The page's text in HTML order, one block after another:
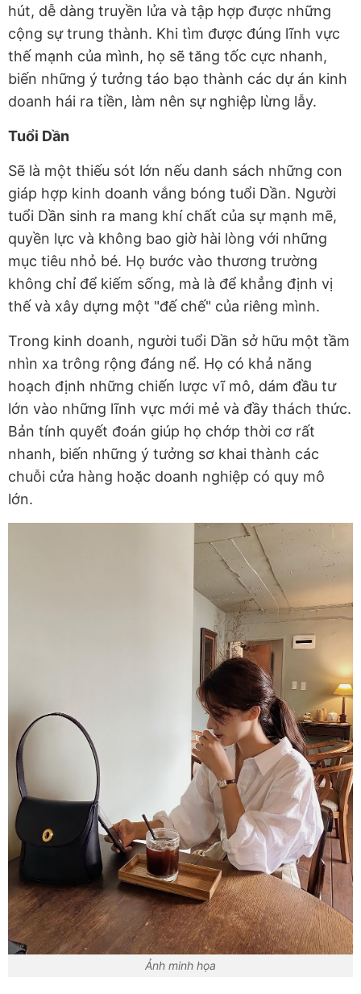
hút, dễ dàng truyền lửa và tập hợp được những
cộng sự trung thành. Khi tìm được đúng lĩnh vực
thế mạnh của mình, họ sẽ tăng tốc cực nhanh,
biến những ý tưởng táo bạo thành các dự án kinh
doanh hái ra tiền, làm nên sự nghiệp lừng lẫy.
Tuổi Dần
Sẽ là một thiếu sót lớn nếu danh sách những con
giáp hợp kinh doanh vắng bóng tuổi Dần. Người
tuổi Dần sinh ra mang khí chất của sự mạnh mẽ,
quyền lực và không bao giờ hài lòng với những
mục tiêu nhỏ bé. Họ bước vào thương trường
không chỉ để kiếm sống, mà là để khẳng định vị
thế và xây dựng một "đế chế" của riêng mình.
Trong kinh doanh, người tuổi Dần sở hữu một tầm
nhìn xa trông rộng đáng nể. Họ có khả năng
hoạch định những chiến lược vĩ mô, dám đầu tư
lớn vào những lĩnh vực mới mẻ và đầy thách thức.
Bản tính quyết đoán giúp họ chớp thời cơ rất
nhanh, biến những ý tưởng sơ khai thành các
chuỗi cửa hàng hoặc doanh nghiệp có quy mô
lớn.
Ảnh minh họa